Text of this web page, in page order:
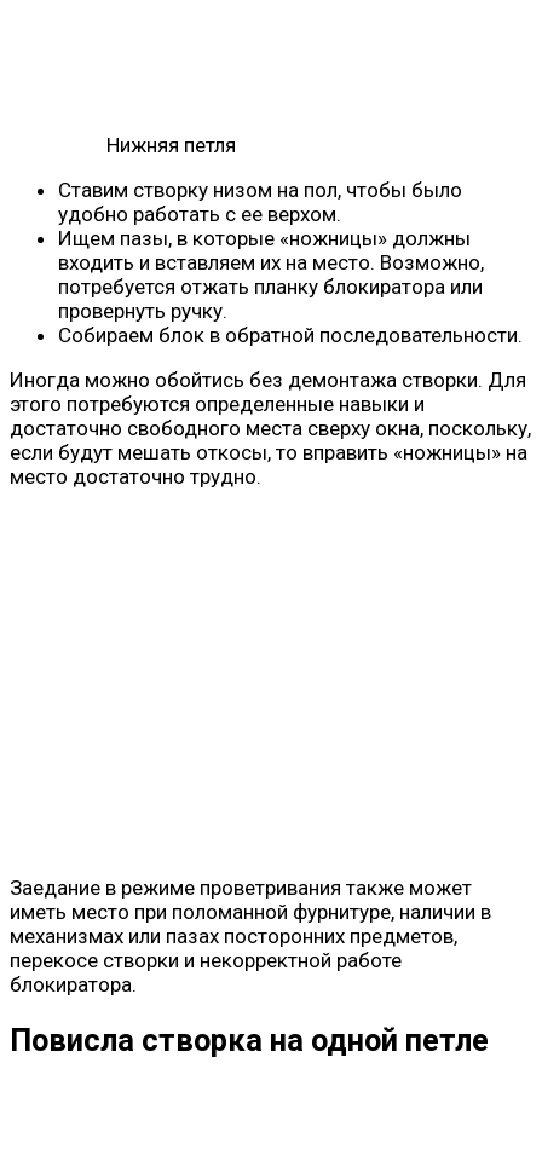
Нижняя петля
Ставим створку низом на пол, чтобы было
удобно работать с ее верхом.
Ищем пазы, в которые «ножницы» должны
входить и вставляем их на место. Возможно,
потребуется отжать планку блокиратора или
провернуть ручку.
Собираем блок в обратной последовательности.
Иногда можно обойтись без демонтажа створки. Для
этого потребуются определенные навыки и
достаточно свободного места сверху окна, поскольку,
если будут мешать откосы, то вправить «ножницы» на
место достаточно трудно.
Заедание в режиме проветривания также может
иметь место при поломанной фурнитуре, наличии в
механизмах или пазах посторонних предметов,
перекосе створки и некорректной работе
блокиратора.
Повисла створка на одной петле